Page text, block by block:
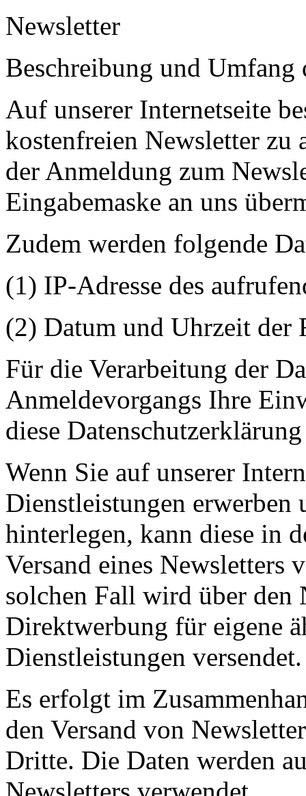
Newsletter
Beschreibung und Umfang
Auf unserer Internetseite
kostenfreien Newsletter zu
der Anmeldung zum
Eingabemaske an uns
Zudem werden folgende
(1) IP-Adresse des
(2) Datum und Uhrzeit der
Für die Verarbeitung der
Anmeldevorgangs Ihre
diese
Wenn Sie auf unserer
Dienstleistungen
hinterlegen, kann diese in
Versand eines Newsletters
solchen Fall wird über den
Direktwerbung für eigene
Dienstleistungen versendet.
Es erfolgt im
den Versand von
Dritte. Die Daten werden